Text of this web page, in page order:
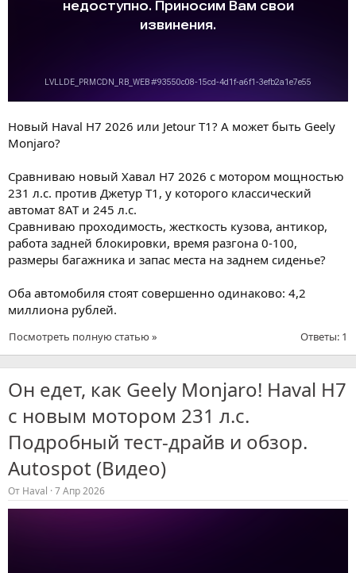
Новый Haval H7 2026 или Jetour T1? А может быть Geely
Monjaro?
Сравниваю новый Хавал Н7 2026 с мотором мощностью
231 л.с. против Джетур Т1, у которого классический
автомат 8АТ и 245 л.с.
Сравниваю проходимость, жесткость кузова, антикор,
работа задней блокировки, время разгона 0-100,
размеры багажника и запас места на заднем сиденье?
Оба автомобиля стоят совершенно одинаково: 4,2
миллиона рублей.
Ответы: 1
Посмотреть полную статью »
Он едет, как Geely Monjaro! Haval H7
с новым мотором 231 л.с.
Подробный тест-драйв и обзор.
Autospot (Видео)
От Haval 7 Апр 2026